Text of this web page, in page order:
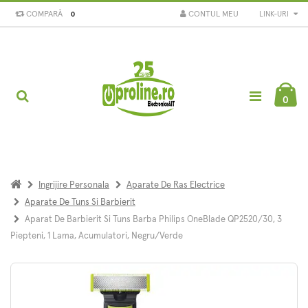
COMPARĂ 0 LINK-URI
CONTUL MEU
0
Ingrijire Personala
Aparate De Ras Electrice
Aparate De Tuns Si Barbierit
Aparat De Barbierit Si Tuns Barba Philips OneBlade QP2520/30, 3
Piepteni, 1 Lama, Acumulatori, Negru/Verde